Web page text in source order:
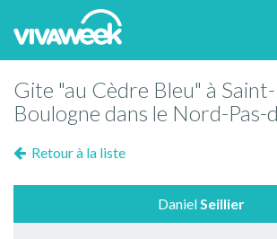
Gite "au Cèdre Bleu" à
Boulogne dans le Nord-Pas-
Retour à la liste
DanielSeillier